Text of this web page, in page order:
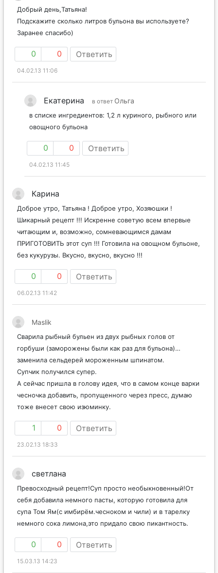
Добрый день,Татьяна!
Подскажите сколько литров бульона вы используете?
Заранее спасибо)
0 0 Ответить
04.02.13 11:06
Екатерина в ответ Ольга
в списке ингредиентов: 1,2 л куриного, рыбного или
овощного бульона
0 0 Ответить
04.02.13 11:45
Карина
Доброе утро, Татьяна ! Доброе утро, Хозяюшки !
Шикарный рецепт !!! Искренне советую всем впервые
читающим и, возможно, сомневающимся дамам
ПРИГОТОВИТЬ этот суп !!! Готовила на овощном бульоне,
без кукурузы. Вкусно, вкусно, вкусно !!!
0 0 Ответить
06.02.13 11:42
Maslik
Сварила рыбный бульен из двух рыбных голов от
горбуши (заморожены были как раз для бульона)…
заменила сельдерей мороженным шпинатом.
Супчик получился супер.
А сейчас пришла в голову идея, что в самом конце варки
чесночка добавить, пропущенного через пресс, думаю
тоже внесет свою изюминку.
1 0 Ответить
23.02.13 18:33
светлана
Превосходный рецепт!Суп просто необыкновенный!От
себя добавила немного пасты, которую готовила для
супа Том Ям(с имбирём.чесноком и чили) и в тарелку
немного сока лимона,это придало свою пикантность.
0 0 Ответить
15.03.13 14:23